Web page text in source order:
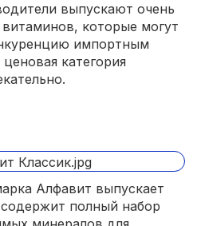
выпускают очень
которые могут
импортным
категория
Алфавит выпускает
полный набор